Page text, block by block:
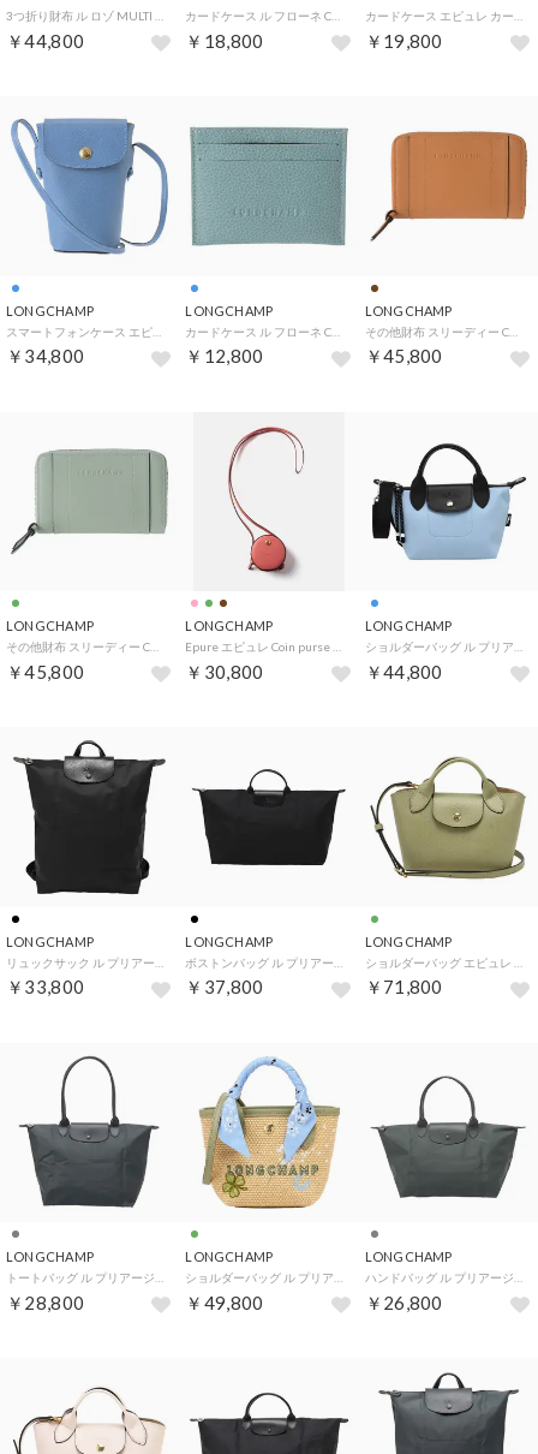
￥44,800 ￥18,800 ￥19,800
LONGCHAMP
￥34,800
LONGCHAMP
￥12,800
LONGCHAMP
その他財布 スリーディー COMPACT WALLET 3622 HCV 016 （ナチュレル）
￥45,800
LONGCHAMP
￥45,800
LONGCHAMP
￥30,800
LONGCHAMP
￥44,800
LONGCHAMP
￥33,800
LONGCHAMP
￥37,800
LONGCHAMP
￥71,800
LONGCHAMP
￥28,800
LONGCHAMP
￥49,800
LONGCHAMP
￥26,800